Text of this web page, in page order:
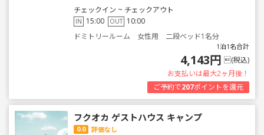
チェックイン ~ チェックアウト
IN 15:00 OUT 10:00
ドミトリールーム 女性用 二段ベッド1名分
1泊1名合計
4,143円 (税込)
お支払いは最大2ヶ月後！
ご予約で207ポイントを還元
フクオカ ゲストハウス キャンプ
0.0 評価なし